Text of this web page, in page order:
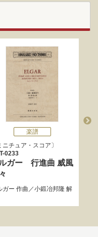
楽譜
ニチュア・スコア
0233
ガー 行進曲 威風
ガー 作曲／小鍛冶邦隆 解